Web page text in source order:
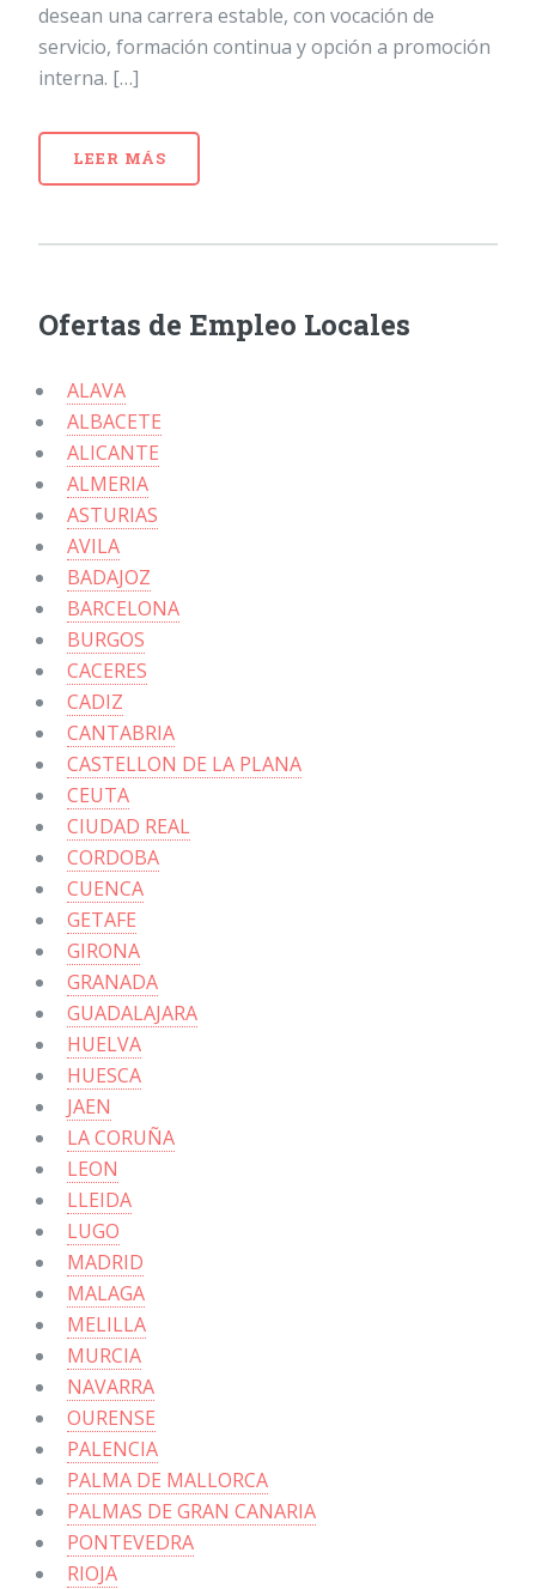
desean una carrera estable, con vocación de
servicio, formación continua y opción a promoción
interna. […]
LEER MÁS
Ofertas de Empleo Locales
ALAVA
ALBACETE
ALICANTE
ALMERIA
ASTURIAS
AVILA
BADAJOZ
BARCELONA
BURGOS
CACERES
CADIZ
CANTABRIA
CASTELLON DE LA PLANA
CEUTA
CIUDAD REAL
CORDOBA
CUENCA
GETAFE
GIRONA
GRANADA
GUADALAJARA
HUELVA
HUESCA
JAEN
LA CORUÑA
LEON
LLEIDA
LUGO
MADRID
MALAGA
MELILLA
MURCIA
NAVARRA
OURENSE
PALENCIA
PALMA DE MALLORCA
PALMAS DE GRAN CANARIA
PONTEVEDRA
RIOJA